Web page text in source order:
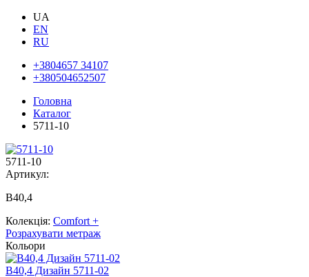
UA
EN
RU
+3804657 34107
+380504652507
Головна
Каталог
5711-10
5711-10
Артикул:
В40,4
Колекція: Comfort +
Розрахувати метраж
Кольори
В40,4 Дизайн 5711-02